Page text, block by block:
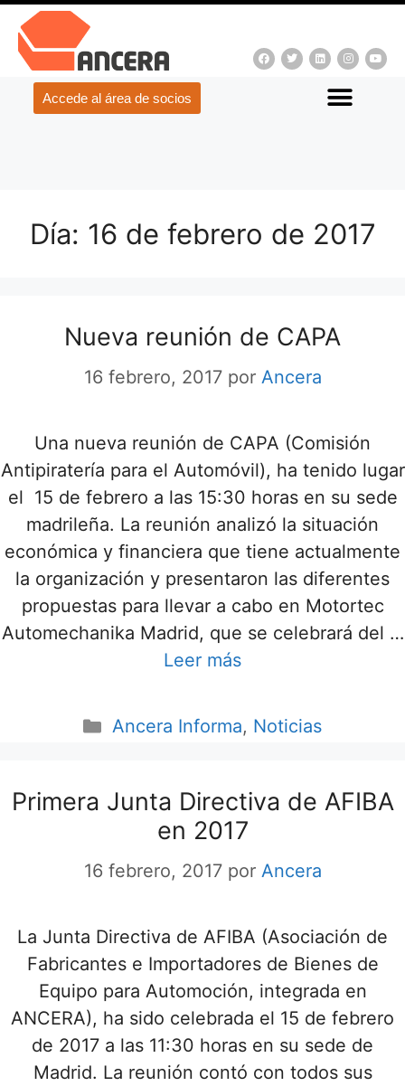
Accede al área de socios
Día: 16 de febrero de 2017
Nueva reunión de CAPA
16 febrero, 2017 por Ancera
Una nueva reunión de CAPA (Comisión
Antipiratería para el Automóvil), ha tenido lugar
el 15 de febrero a las 15:30 horas en su sede
madrileña. La reunión analizó la situación
económica y financiera que tiene actualmente
la organización y presentaron las diferentes
propuestas para llevar a cabo en Motortec
Automechanika Madrid, que se celebrará del …
Leer más
Ancera Informa, Noticias
Primera Junta Directiva de AFIBA
en 2017
16 febrero, 2017 por Ancera
La Junta Directiva de AFIBA (Asociación de
Fabricantes e Importadores de Bienes de
Equipo para Automoción, integrada en
ANCERA), ha sido celebrada el 15 de febrero
de 2017 a las 11:30 horas en su sede de
Madrid. La reunión contó con todos sus